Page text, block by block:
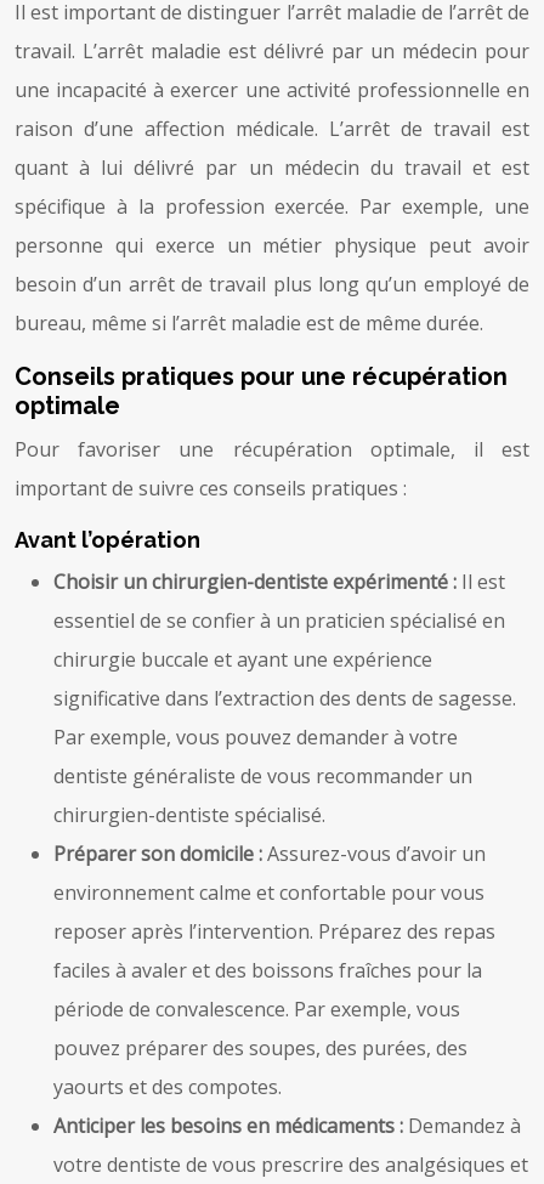
Il est important de distinguer l’arrêt maladie de l’arrêt de
travail. L’arrêt maladie est délivré par un médecin pour
une incapacité à exercer une activité professionnelle en
raison d’une affection médicale. L’arrêt de travail est
quant à lui délivré par un médecin du travail et est
spécifique à la profession exercée. Par exemple, une
personne qui exerce un métier physique peut avoir
besoin d’un arrêt de travail plus long qu’un employé de
bureau, même si l’arrêt maladie est de même durée.
Conseils pratiques pour une récupération
optimale
Pour favoriser une récupération optimale, il est
important de suivre ces conseils pratiques :
Avant l’opération
Choisir un chirurgien-dentiste expérimenté : Il est
essentiel de se confier à un praticien spécialisé en
chirurgie buccale et ayant une expérience
significative dans l’extraction des dents de sagesse.
Par exemple, vous pouvez demander à votre
dentiste généraliste de vous recommander un
chirurgien-dentiste spécialisé.
Préparer son domicile :Assurez-vous d’avoir un
environnement calme et confortable pour vous
reposer après l’intervention. Préparez des repas
faciles à avaler et des boissons fraîches pour la
période de convalescence. Par exemple, vous
pouvez préparer des soupes, des purées, des
yaourts et des compotes.
Anticiper les besoins en médicaments : Demandez à
votre dentiste de vous prescrire des analgésiques et